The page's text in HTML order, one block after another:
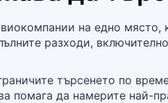
на едно място,
разходи,
търсенето по
помага да намерите най-